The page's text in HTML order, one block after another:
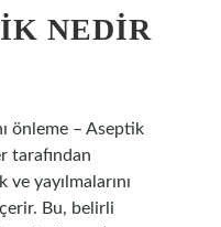
NEDIR
önleme – Aseptik
tarafından
yayılmalarını
Bu, belirli